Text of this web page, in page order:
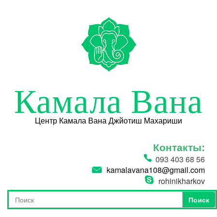
Камала Вана
Центр Камала Вана Джйотиш Махариши
Контакты:
093 403 68 56
kamalavana108@gmail.com
rohinikharkov
Форма поиска
Поиск